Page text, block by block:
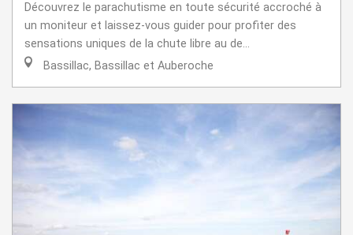
Découvrez le parachutisme en toute sécurité accroché à
un moniteur et laissez-vous guider pour profiter des
sensations uniques de la chute libre au de...
Bassillac, Bassillac et Auberoche